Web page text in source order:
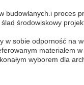
budowlanych.i proces
środowiskowy
sobie odporność na
materiałem
wyborem dla